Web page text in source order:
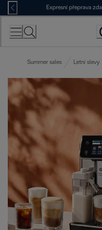
Skip
to
Content
Expresní přeprava
Summer sales Letní slevy